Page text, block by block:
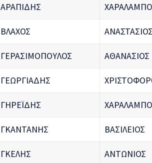
ΑΡΑΠΙΔΗΣ
ΒΛΑΧΟΣ ΑΝΑΣΤΑΣΙΟΣ
ΓΕΡΑΣΙΜΟΠΟΥΛΟΣ ΑΘΑΝΑΣΙΟΣ
ΓΕΩΡΓΙΑΔΗΣ
ΓΗΡΕΪΔΗΣ
ΓΚΑΝΤΑΝΗΣ ΒΑΣΙΛΕΙΟΣ
ΓΚΕΛΗΣ ΑΝΤΩΝΙΟΣ